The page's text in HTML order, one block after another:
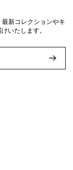
最新コレクションやキ
いたします。